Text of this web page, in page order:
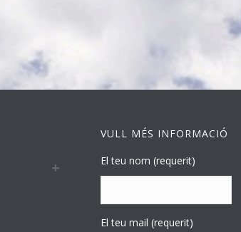
VULL MÉS INFORMACIÓ
El teu nom (requerit)
El teu mail (requerit)